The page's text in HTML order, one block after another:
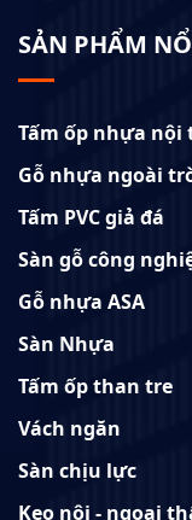
SẢN PHẨM
Tấm ốp nhựa nội
Gỗ nhựa ngoài
Tấm PVC giả đá
Sàn gỗ công
Gỗ nhựa ASA
Sàn Nhựa
Tấm ốp than tre
Vách ngăn
Sàn chịu lực
Keo nội - ngoại